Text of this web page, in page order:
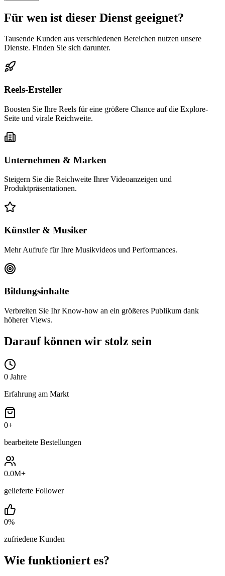
Für wen ist dieser Dienst geeignet?
Tausende Kunden aus verschiedenen Bereichen nutzen unsere
Dienste. Finden Sie sich darunter.
Reels-Ersteller
Boosten Sie Ihre Reels für eine größere Chance auf die Explore-
Seite und virale Reichweite.
Unternehmen & Marken
Steigern Sie die Reichweite Ihrer Videoanzeigen und
Produktpräsentationen.
Künstler & Musiker
Mehr Aufrufe für Ihre Musikvideos und Performances.
Bildungsinhalte
Verbreiten Sie Ihr Know-how an ein größeres Publikum dank
höherer Views.
Darauf können wir stolz sein
0 Jahre
Erfahrung am Markt
0+
bearbeitete Bestellungen
0.0M+
gelieferte Follower
0%
zufriedene Kunden
Wie funktioniert es?